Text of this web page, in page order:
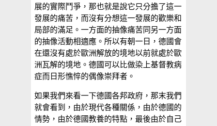
展的實際鬥爭，那也就是說它只分擔了這一
發展的痛苦，而沒有分想這一發展的歡樂和
局部的滿足。一方面的抽像痛苦同另一方面
的抽像活動相適應。所以有朝一日，德國會
在還沒有處於歐洲解放的境地以前就處於歐
洲瓦解的境地。德國可以比做染上基督教病
症而日形憔悴的偶像崇拜者。
如果我們來看一下德國各邦政府，那末我們
就會看到，由於現代各種關係，由於德國的
情勢，由於德國教養的特點，最後由於自己